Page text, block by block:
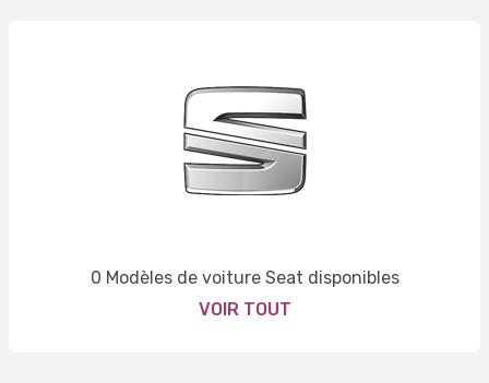
0 Modèles de voiture Seat disponibles
VOIR TOUT